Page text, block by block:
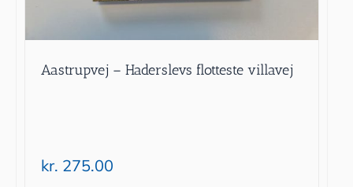
Aastrupvej – Haderslevs flotteste villavej
kr. 275.00